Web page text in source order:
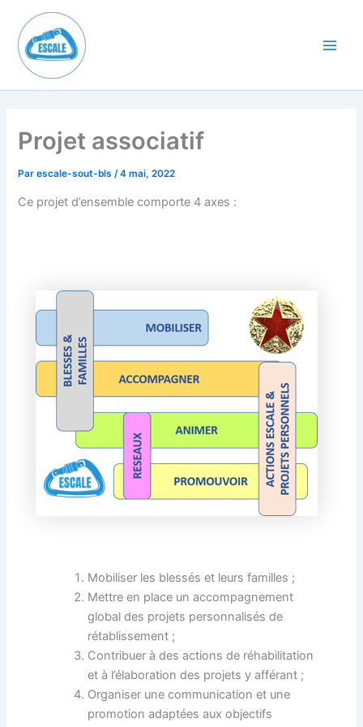
contenu
Projet associatif
Parescale-sout-bls/4 mai, 2022
Ce projet d’ensemble comporte 4 axes :
Mobiliser les blessés et leurs familles ;
Mettre en place un accompagnement
global des projets personnalisés de
rétablissement ;
Contribuer à des actions de réhabilitation
et à l’élaboration des projets y afférant ;
Organiser une communication et une
promotion adaptées aux objectifs